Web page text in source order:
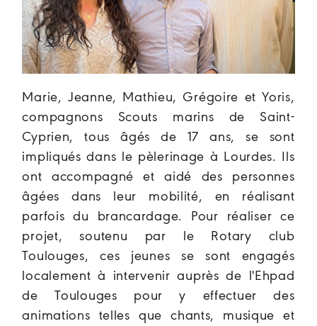
Marie, Jeanne, Mathieu, Grégoire et Yoris,
compagnons Scouts marins de Saint-
Cyprien, tous âgés de 17 ans, se sont
impliqués dans le pèlerinage à Lourdes. Ils
ont accompagné et aidé des personnes
âgées dans leur mobilité, en réalisant
parfois du brancardage. Pour réaliser ce
projet, soutenu par le Rotary club
Toulouges, ces jeunes se sont engagés
localement à intervenir auprès de l'Ehpad
de Toulouges pour y effectuer des
animations telles que chants, musique et